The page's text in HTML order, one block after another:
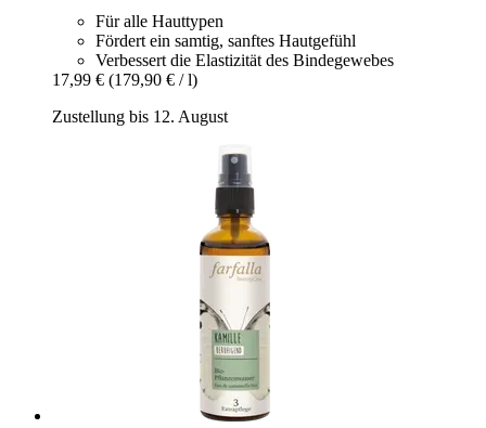
Für alle Hauttypen
Fördert ein samtig, sanftes Hautgefühl
Verbessert die Elastizität des Bindegewebes
17,99 € (179,90 € / l)
Zustellung bis 12. August